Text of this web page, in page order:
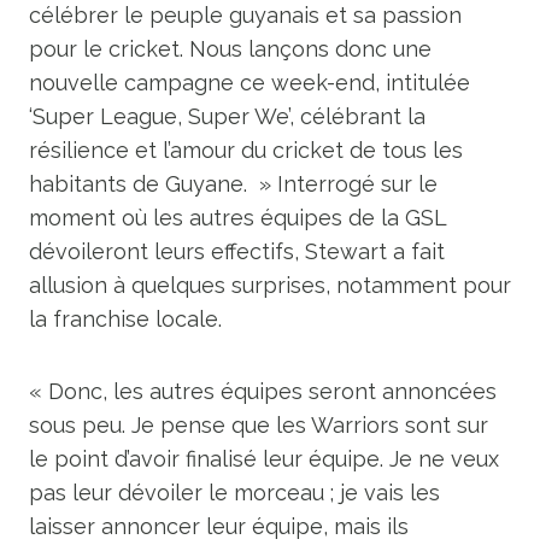
célébrer le peuple guyanais et sa passion
pour le cricket. Nous lançons donc une
nouvelle campagne ce week-end, intitulée
‘Super League, Super We’, célébrant la
résilience et l’amour du cricket de tous les
habitants de Guyane. » Interrogé sur le
moment où les autres équipes de la GSL
dévoileront leurs effectifs, Stewart a fait
allusion à quelques surprises, notamment pour
la franchise locale.
« Donc, les autres équipes seront annoncées
sous peu. Je pense que les Warriors sont sur
le point d’avoir finalisé leur équipe. Je ne veux
pas leur dévoiler le morceau ; je vais les
laisser annoncer leur équipe, mais ils